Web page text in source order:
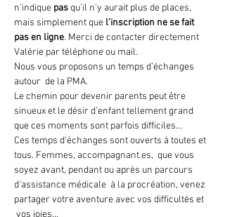
n'indique pas qu'il n'y aurait plus de places,
mais simplement que l'inscription ne se fait
pas en ligne. Merci de contacter directement
Valérie par téléphone ou mail.
Nous vous proposons un temps d’échanges
autour  de la PMA.
Le chemin pour devenir parents peut être
sinueux et le désir d’enfant tellement grand
que ces moments sont parfois difficiles…
Ces temps d'échanges sont ouverts à toutes et
tous. Femmes, accompagnant.es,  que vous
soyez avant, pendant ou après un parcours
d'assistance médicale  à la procréation, venez
partager votre aventure avec vos difficultés et
vos joies…